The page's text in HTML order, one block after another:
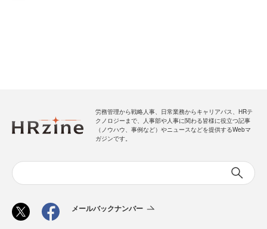
労務管理から戦略人事、日常業務からキャリアパス、HRテ
クノロジーまで、人事部や人事に関わる皆様に役立つ記事
（ノウハウ、事例など）やニュースなどを提供するWebマ
ガジンです。
メールバックナンバー